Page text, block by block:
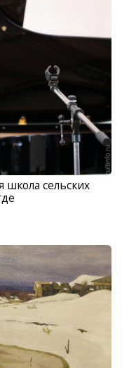
школа сельских